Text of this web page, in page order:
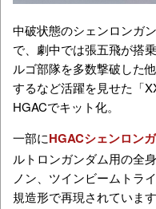
中破状態のシェンロンガ
で、劇中では張五飛が搭
ルゴ部隊を多数撃破した
するなど活躍を見せた「
HGACでキット化。
一部にHGACシェンロン
ルトロンガンダム用の全
ノン、ツインビームトラ
規造形で再現されています